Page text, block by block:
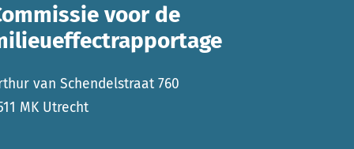
voor de
van Schendelstraat 760
MK Utrecht